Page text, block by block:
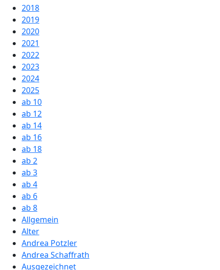
2018
2019
2020
2021
2022
2023
2024
2025
ab 10
ab 12
ab 14
ab 16
ab 18
ab 2
ab 3
ab 4
ab 6
ab 8
Allgemein
Alter
Andrea Potzler
Andrea Schaffrath
Ausgezeichnet